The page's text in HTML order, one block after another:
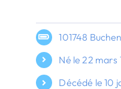
101748
Né le 22 mars
Décédé le 10